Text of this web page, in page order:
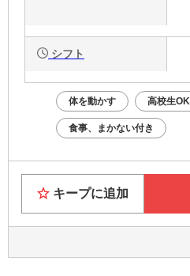
シフト
体を動かす 高校生OK
食事、まかない付き
キープに追加